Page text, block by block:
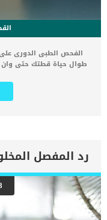
الفحص الطبى الدورى
طوال حياة قطتك حتى
من مشكلة عضوية او
يتم اجراءه فقط على
مرات الفحص الطبى على
الحالة منة اى مشكلة او
قطتك، سيوصى بإجراء
القطط البالغة ،تخضع
فحوصات نصف سنوية
عليك ان تعرف ما
اهمية الاشعة السينية
8